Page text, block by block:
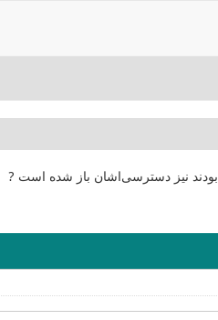
بودند نیز دسترسی‌اشان باز شده است ?